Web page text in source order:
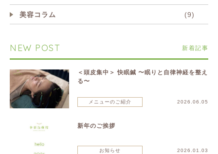
美容コラム (9)
NEW POST 新着記事
＜頭皮集中＞ 快眠鍼 〜眠りと自律神経を整え
る〜
メニューのご紹介 2026.06.05
新年のご挨拶
お知らせ 2026.01.03